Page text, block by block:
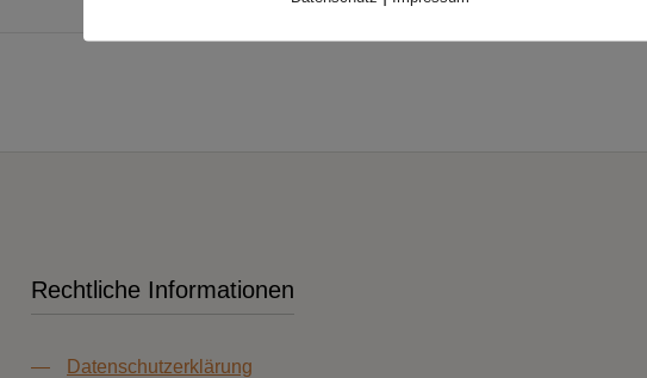
Rechtliche Informationen
— Datenschutzerklärung